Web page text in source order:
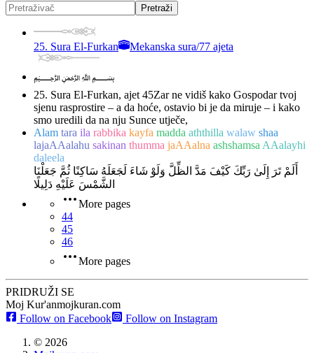
Pretraži
25. Sura El-Furkan Mekanska sura/77 ajeta
﷽
25. Sura El-Furkan, ajet 45Zar ne vidiš kako Gospodar tvoj
sjenu rasprostire – a da hoće, ostavio bi je da miruje – i kako
smo uredili da na nju Sunce utječe,
Alam tara ila rabbika kayfa madda aththilla walaw shaa
lajaAAalahu sakinan thumma jaAAalna ashshamsa AAalayhi
daleela
أَلَمْ تَرَ إِلَىٰ رَبِّكَ كَيْفَ مَدَّ الظِّلَّ وَلَوْ شَاءَ لَجَعَلَهُ سَاكِنًا ثُمَّ جَعَلْنَا
الشَّمْسَ عَلَيْهِ دَلِيلًا
More pages
44
45
46
More pages
PRIDRUŽI SE
Moj Kur'anmojkuran.com
Follow on Facebook
Follow on Instagram
© 2026